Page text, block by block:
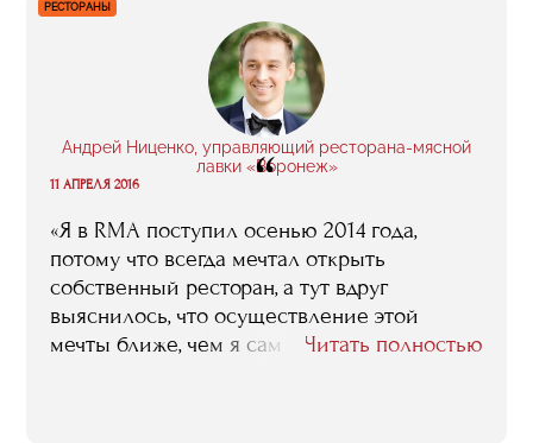
вниманию наиболее интересные
фрагменты рассказанного Михаилом
Коноваловым, Марикой Капанадзе и
РЕСТОРАНЫ
Андрей Ниценко, управляющий ресторана-мясной
лавки «Воронеж»
“
11 АПРЕЛЯ 2016
«Я в RMA поcтупил осенью 2014 года,
потому что всегда мечтал открыть
собственный ресторан, а тут вдруг
выяснилось, что осуществление этой
мечты ближе, чем я сам мог подумать.
Читать полностью